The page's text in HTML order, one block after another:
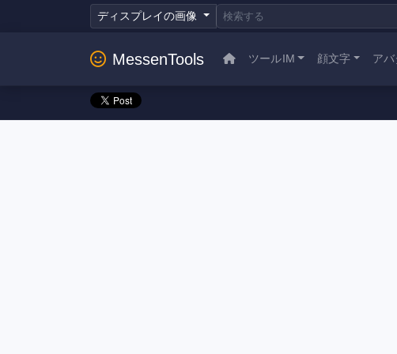
ディスプレイの画像
MessenTools ツールIM 顔文字 ア